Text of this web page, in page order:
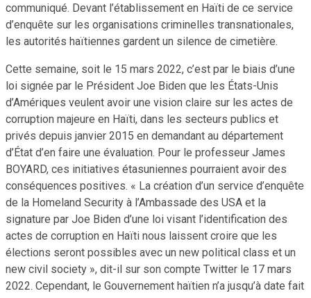
communiqué. Devant l’établissement en Haïti de ce service
d’enquête sur les organisations criminelles transnationales,
les autorités haïtiennes gardent un silence de cimetière.
Cette semaine, soit le 15 mars 2022, c’est par le biais d’une
loi signée par le Président Joe Biden que les États-Unis
d’Amériques veulent avoir une vision claire sur les actes de
corruption majeure en Haïti, dans les secteurs publics et
privés depuis janvier 2015 en demandant au département
d’État d’en faire une évaluation. Pour le professeur James
BOYARD, ces initiatives étasuniennes pourraient avoir des
conséquences positives. « La création d’un service d’enquête
de la Homeland Security à l’Ambassade des USA et la
signature par Joe Biden d’une loi visant l’identification des
actes de corruption en Haïti nous laissent croire que les
élections seront possibles avec un new political class et un
new civil society », dit-il sur son compte Twitter le 17 mars
2022. Cependant, le Gouvernement haïtien n’a jusqu’à date fait